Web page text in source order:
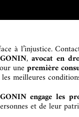
à l’injustice.
,avocat en
une première
meilleures
engage les
et de leur